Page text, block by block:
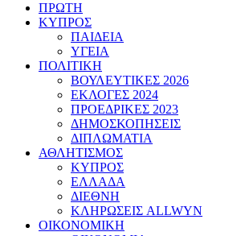
ΠΡΩΤΗ
ΚΥΠΡΟΣ
ΠΑΙΔΕΙΑ
ΥΓΕΙΑ
ΠΟΛΙΤΙΚΗ
ΒΟΥΛΕΥΤΙΚΕΣ 2026
ΕΚΛΟΓΕΣ 2024
ΠΡΟΕΔΡΙΚΕΣ 2023
ΔΗΜΟΣΚΟΠΗΣΕΙΣ
ΔΙΠΛΩΜΑΤΙΑ
ΑΘΛΗΤΙΣΜΟΣ
ΚΥΠΡΟΣ
ΕΛΛΑΔΑ
ΔΙΕΘΝΗ
ΚΛΗΡΩΣΕΙΣ ALLWYN
ΟΙΚΟΝΟΜΙΚΗ